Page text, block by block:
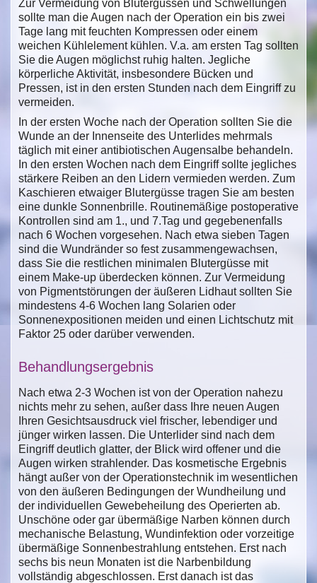
Zur Vermeidung von Blutergüssen und Schwellungen
sollte man die Augen nach der Operation ein bis zwei
Tage lang mit feuchten Kompressen oder einem
weichen Kühlelement kühlen. V.a. am ersten Tag sollten
Sie die Augen möglichst ruhig halten. Jegliche
körperliche Aktivität, insbesondere Bücken und
Pressen, ist in den ersten Stunden nach dem Eingriff zu
vermeiden.
In der ersten Woche nach der Operation sollten Sie die
Wunde an der Innenseite des Unterlides mehrmals
täglich mit einer antibiotischen Augensalbe behandeln.
In den ersten Wochen nach dem Eingriff sollte jegliches
stärkere Reiben an den Lidern vermieden werden. Zum
Kaschieren etwaiger Blutergüsse tragen Sie am besten
eine dunkle Sonnenbrille. Routinemäßige postoperative
Kontrollen sind am 1., und 7.Tag und gegebenenfalls
nach 6 Wochen vorgesehen. Nach etwa sieben Tagen
sind die Wundränder so fest zusammengewachsen,
dass Sie die restlichen minimalen Blutergüsse mit
einem Make-up überdecken können. Zur Vermeidung
von Pigmentstörungen der äußeren Lidhaut sollten Sie
mindestens 4-6 Wochen lang Solarien oder
Sonnenexpositionen meiden und einen Lichtschutz mit
Faktor 25 oder darüber verwenden.
Behandlungsergebnis
Nach etwa 2-3 Wochen ist von der Operation nahezu
nichts mehr zu sehen, außer dass Ihre neuen Augen
Ihren Gesichtsausdruck viel frischer, lebendiger und
jünger wirken lassen. Die Unterlider sind nach dem
Eingriff deutlich glatter, der Blick wird offener und die
Augen wirken strahlender. Das kosmetische Ergebnis
hängt außer von der Operationstechnik im wesentlichen
von den äußeren Bedingungen der Wundheilung und
der individuellen Gewebeheilung des Operierten ab.
Unschöne oder gar übermäßige Narben können durch
mechanische Belastung, Wundinfektion oder vorzeitige
übermäßige Sonnenbestrahlung entstehen. Erst nach
sechs bis neun Monaten ist die Narbenbildung
vollständig abgeschlossen. Erst danach ist das